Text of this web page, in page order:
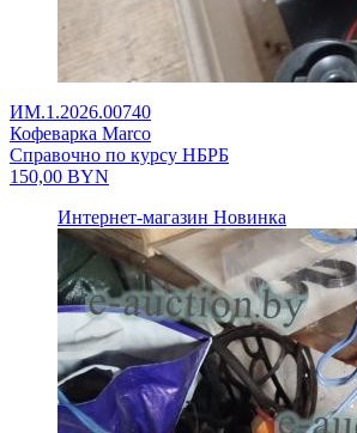
ИМ.1.2026.00740
Кофеварка Marco
Справочно по курсу НБРБ
150,00 BYN
Интернет-магазин Новинка